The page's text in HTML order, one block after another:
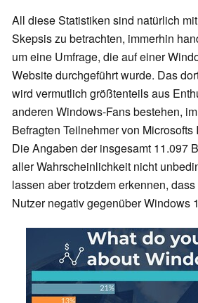
All diese Statistiken sind natürlich
Skepsis zu betrachten, immerhin
um eine Umfrage, die auf einer
Website durchgeführt wurde. Das
wird vermutlich größtenteils aus
anderen Windows-Fans bestehen,
Befragten Teilnehmer von Microsofts
Die Angaben der insgesamt 11.097
aller Wahrscheinlichkeit nicht
lassen aber trotzdem erkennen,
Nutzer negativ gegenüber Windows